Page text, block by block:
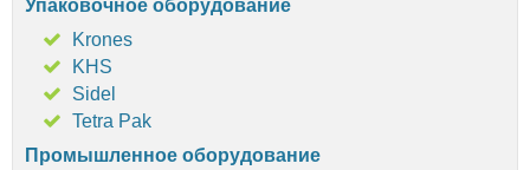
Упаковочное оборудование
Krones
KHS
Sidel
Tetra Pak
Промышленное оборудование